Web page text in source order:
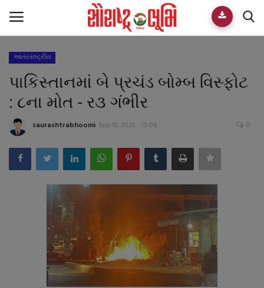
Home
E-paper
Videos
Who We Are
Guest Author
About Author
આંતરરાષ્ટ્રીય
પાકિસ્તાનમાં બે પ્રચંડ બોમ્બ વિસ્ફોટ
: ૮ના મોત - ર૩ ગંભીર
saurashtrabhoomi Sep 19, 2025 - 15:06 0